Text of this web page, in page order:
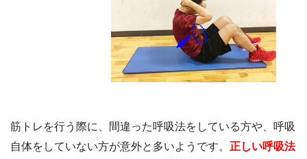
筋トレを行う際に、間違った呼吸法をしている方や、呼吸
自体をしていない方が意外と多いようです。 正しい呼吸法